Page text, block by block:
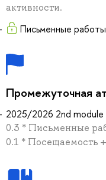
активности.
Письменные работы
Промежуточная
2025/2026 2nd module
0.3 * Письменные
0.1 * Посещаемость